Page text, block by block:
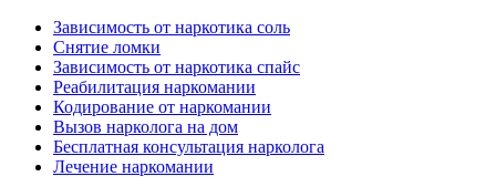
Зависимость от наркотика соль
Снятие ломки
Зависимость от наркотика спайс
Реабилитация наркомании
Кодирование от наркомании
Вызов нарколога на дом
Бесплатная консультация нарколога
Лечение наркомании